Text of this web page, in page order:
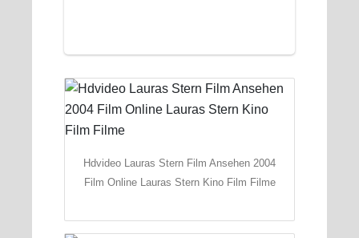
Hdvideo Lauras Stern Film Ansehen 2004
Film Online Lauras Stern Kino Film Filme